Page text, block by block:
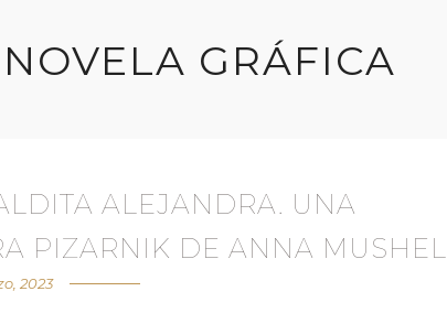
NOVELA GRÁFICA
ALEJANDRA. UNA
PIZARNIK DE ANNA
2023